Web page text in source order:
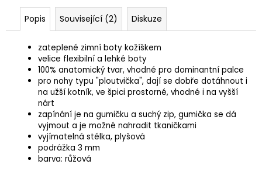
Popis Související (2) Diskuze
zateplené zimní boty kožíškem
velice flexibilní a lehké boty
100% anatomický tvar, vhodné pro dominantní palce
pro nohy typu "ploutvička", dají se dobře dotáhnout i
na užší kotník, ve špici prostorné, vhodné i na vyšší
nárt
zapínání je na gumičku a suchý zip, gumička se dá
vyjmout a je možné nahradit tkaničkami
vyjímatelná stélka, plyšová
podrážka 3 mm
barva: růžová
COTTON
HAPPY
-
FIALOVÁ
690